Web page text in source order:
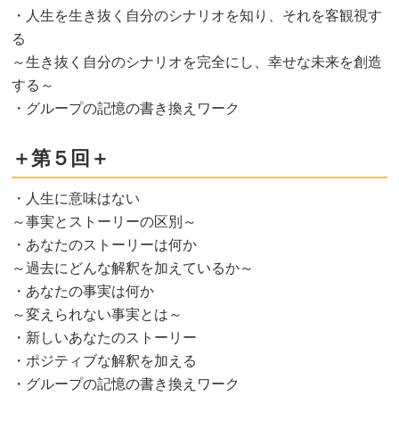
・人生を生き抜く自分のシナリオを知り、それを客観視す
る
～生き抜く自分のシナリオを完全にし、幸せな未来を創造
する～
・グループの記憶の書き換えワーク
＋第５回＋
・人生に意味はない
～事実とストーリーの区別～
・あなたのストーリーは何か
～過去にどんな解釈を加えているか～
・あなたの事実は何か
～変えられない事実とは～
・新しいあなたのストーリー
・ポジティブな解釈を加える
・グループの記憶の書き換えワーク